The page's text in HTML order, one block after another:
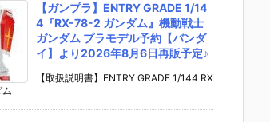
【ガンプラ】ENTRY GRADE 1/14
4『RX-78-2 ガンダム』機動戦士
ガンダム プラモデル予約【バンダ
イ】より2026年8月6日再販予定♪
【取扱説明書】ENTRY GRADE 1/144 RX